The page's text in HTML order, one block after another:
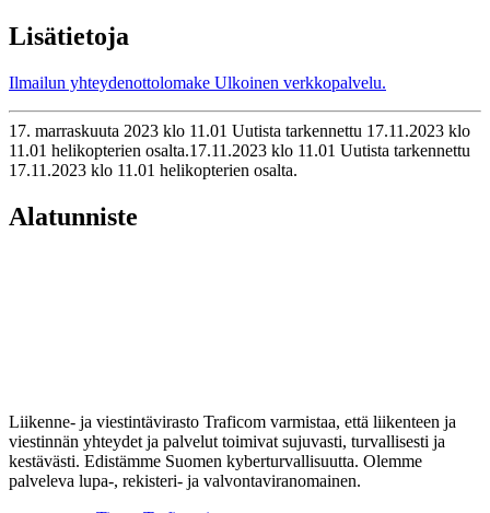
Lisätietoja
Ilmailun yhteydenottolomake Ulkoinen verkkopalvelu.
17. marraskuuta 2023 klo 11.01 Uutista tarkennettu 17.11.2023 klo
11.01 helikopterien osalta.17.11.2023 klo 11.01 Uutista tarkennettu
17.11.2023 klo 11.01 helikopterien osalta.
Alatunniste
Liikenne- ja viestintävirasto Traficom varmistaa, että liikenteen ja
viestinnän yhteydet ja palvelut toimivat sujuvasti, turvallisesti ja
kestävästi. Edistämme Suomen kyberturvallisuutta. Olemme
palveleva lupa-, rekisteri- ja valvontaviranomainen.